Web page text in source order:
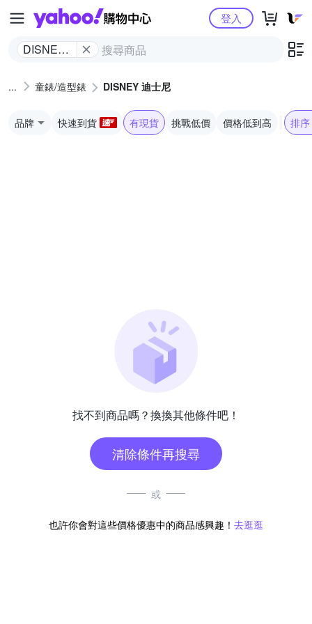
Yahoo購物中心
DISNEY
登入
童錶/造型錶 DISNEY 迪士尼
品牌 快速到貨 有現貨 挑戰低價 價格低到高 排序
找不到商品嗎？換換其他條件吧！
清除條件再搜尋
或
也許你會對這些價格優惠中的商品感興趣！ 去逛逛